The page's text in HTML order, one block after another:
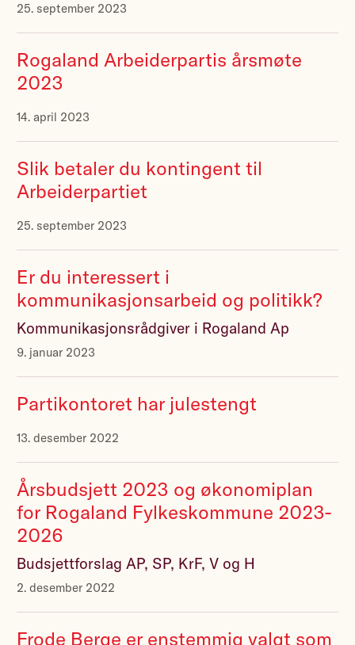
25. september 2023
Rogaland Arbeiderpartis årsmøte
2023
14. april 2023
Slik betaler du kontingent til
Arbeiderpartiet
25. september 2023
Er du interessert i
kommunikasjonsarbeid og politikk?
9. januar 2023
Kommunikasjonsrådgiver i Rogaland Ap
Partikontoret har julestengt
13. desember 2022
Årsbudsjett 2023 og økonomiplan
for Rogaland Fylkeskommune 2023-
2026
2. desember 2022
Budsjettforslag AP, SP, KrF, V og H
Frode Berge er enstemmig valgt som